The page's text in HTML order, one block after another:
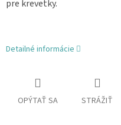
pre krevetky.
Detailné informácie
OPÝTAŤ SA STRÁŽIŤ